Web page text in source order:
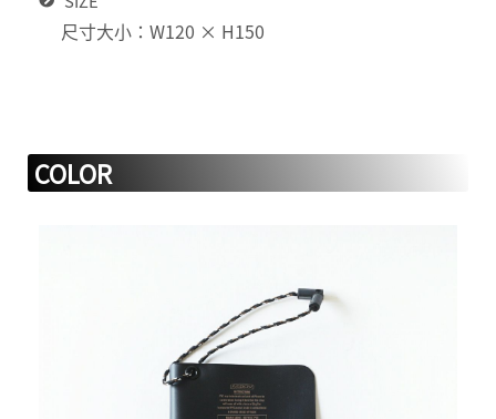
尺寸大小：W120 × H150
COLOR